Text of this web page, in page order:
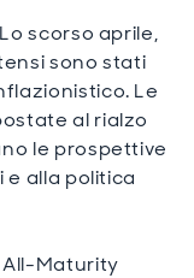
scorso aprile,
sono stati
Le
al rialzo
le prospettive
e alla politica
All-Maturity